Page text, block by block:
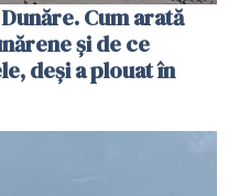
Cum arată
și de ce
deși a plouat în